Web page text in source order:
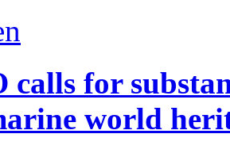
calls for
world